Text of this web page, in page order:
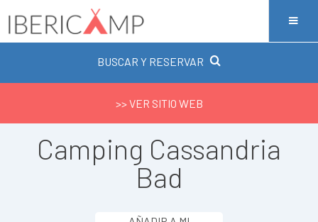
BUSCAR Y RESERVAR
>> VER SITIO WEB
Camping Cassandria
Bad